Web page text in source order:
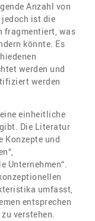
Anzahl von
ist die
fragmentiert, was
könnte. Es
werden und
werden
einheitliche
Die Literatur
Konzepte und
Unternehmen“.
umfasst,
entsprechen
verstehen.